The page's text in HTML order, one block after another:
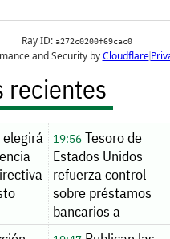
recientes
elegirá
19:56Tesoro de
Estados Unidos
refuerza control
sobre préstamos
bancarios a
extranjeros